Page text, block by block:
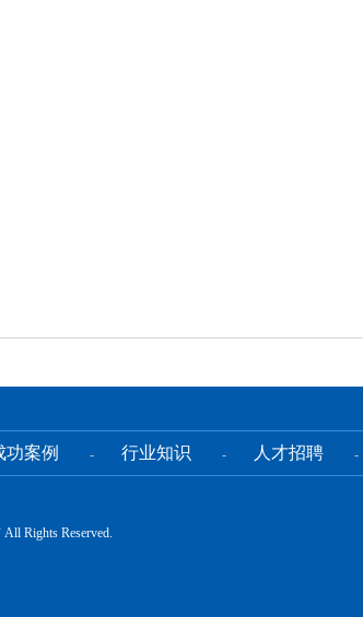
功案例 - 行业知识 - 人才招聘 -
All Rights Reserved.